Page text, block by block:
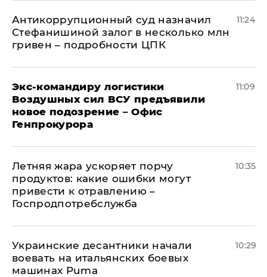
Антикоррупционный суд назначил
Стефанишиной залог в несколько млн
гривен – подробности ЦПК
11:24
Экс-командиру логистики
Воздушных сил ВСУ предъявили
новое подозрение – Офис
Генпрокурора
11:09
Летняя жара ускоряет порчу
продуктов: какие ошибки могут
привести к отравлению –
Госпродпотребслужба
10:35
Украинские десантники начали
воевать на итальянских боевых
машинах Puma
10:29